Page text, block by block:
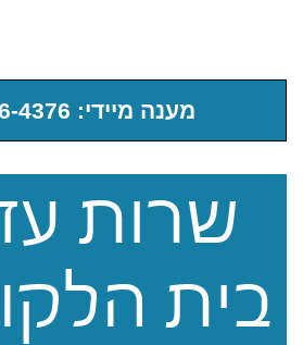
מענה מיידי: 072-326-4376